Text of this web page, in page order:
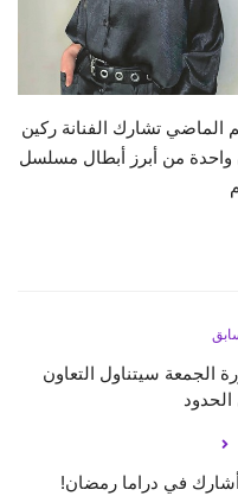
تشارك الفنانة ركين
واحدة من أبرز أبطال مسلسل
الجمعة سيتناول التعاون
في دراما رمضان!